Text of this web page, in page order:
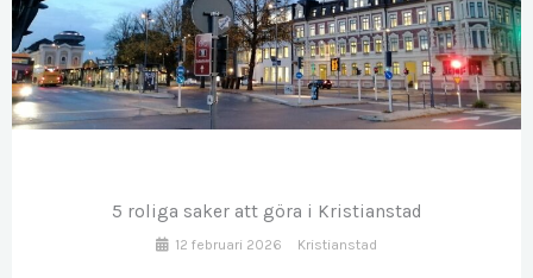
5 roliga saker att göra i Kristianstad
12 februari 2026 Kristianstad